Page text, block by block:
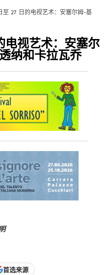
至 27 日的电视艺术：安塞尔姆-基
电视艺术：安塞尔
纳和卡拉瓦乔
首选来源